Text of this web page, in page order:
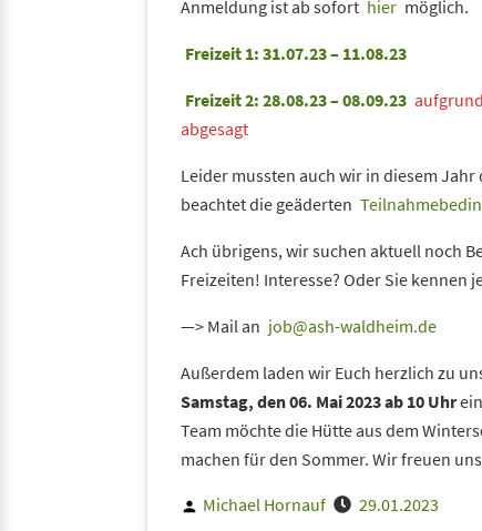
Anmeldung ist ab sofort hier möglich.
Freizeit 1: 31.07.23 – 11.08.23
Freizeit 2: 28.08.23 – 08.09.23
abgesagt
Leider mussten auch wir in diesem
beachtet die geäderten
Ach übrigens, wir suchen aktuell noch
Freizeiten! Interesse? Oder Sie kennen
—> Mail an job@ash-waldheim.de
Außerdem laden wir Euch herzlich zu
Samstag, den06. Mai 2023 ab 10 Uhr
Team möchte die Hütte aus dem
machen für den Sommer. Wir freuen
Posted
Michael Hornauf 29.01.2023